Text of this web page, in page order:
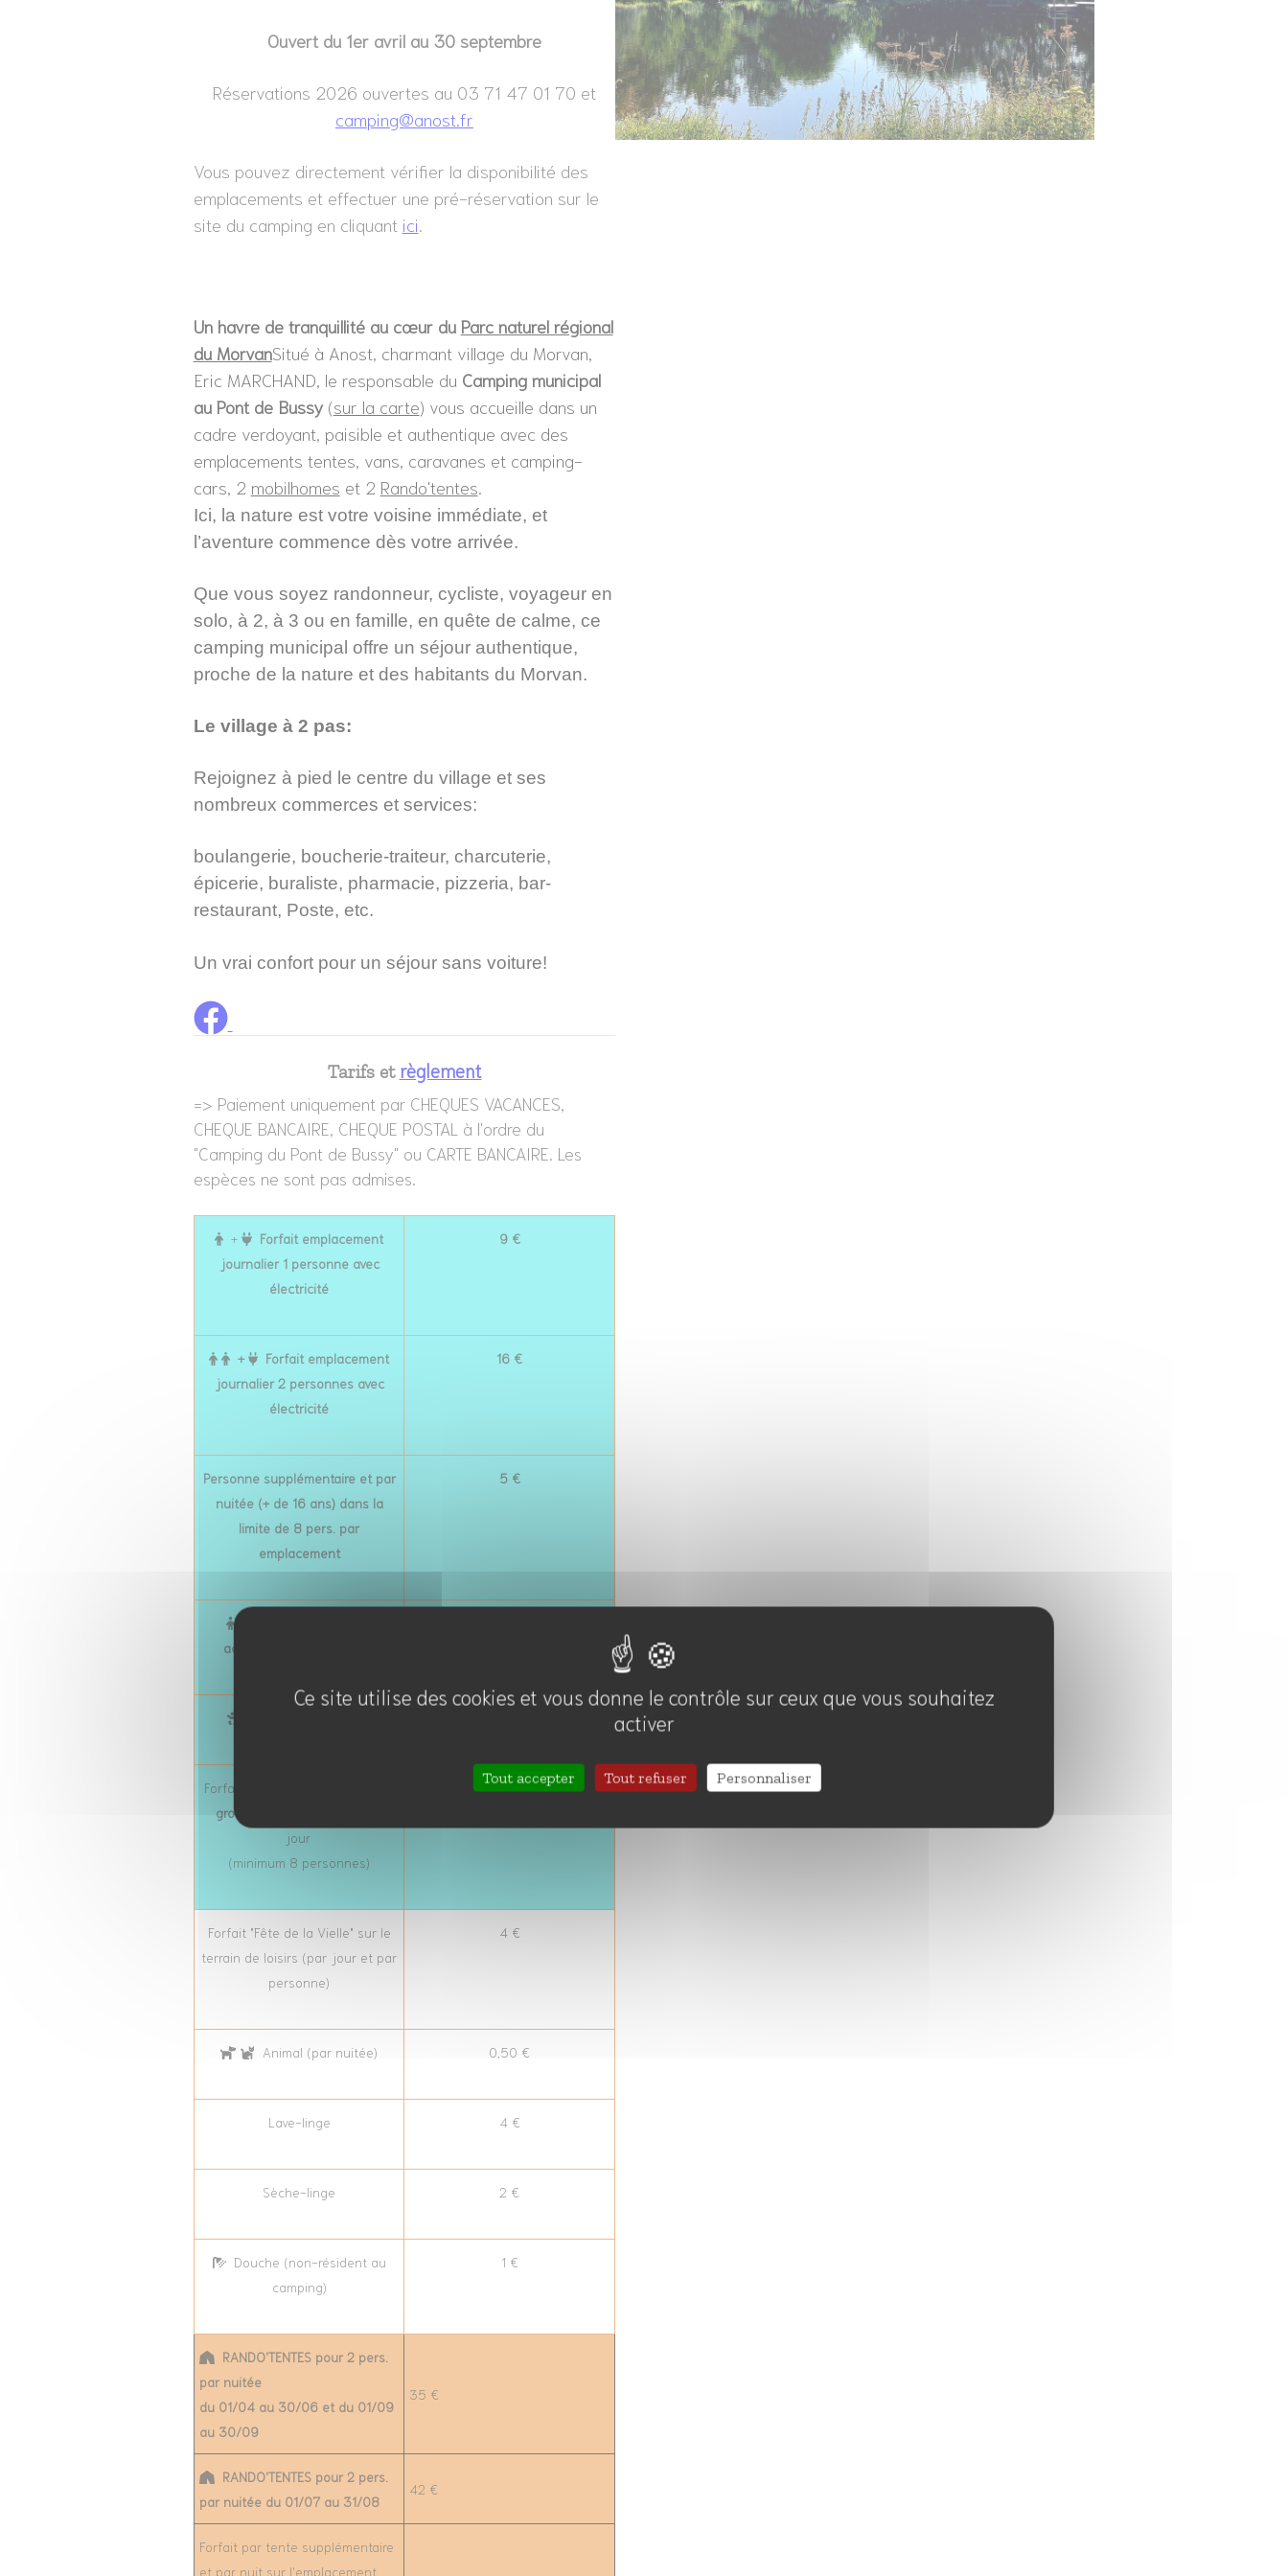
Ouvert du 1er avril au 30 septembre
Réservations 2026 ouvertes au 03 71 47 01 70 et
camping@anost.fr
Vous pouvez directement vérifier la disponibilité des
emplacements et effectuer une pré-réservation sur le
site du camping en cliquant ici
Un havre de tranquillité au cœur du Parc naturel régional
du MorvanSitué à Anost, charmant village du Morvan,
Eric MARCHAND, le responsable du Camping municipal
au Pont de Bussy(sur la carte) vous accueille dans un
cadre verdoyant, paisible et authentique avec des
emplacements tentes, vans, caravanes et camping-
cars, 2 mobilhomes et 2 Rando'tentes.
Ici, la nature est votre voisine immédiate, et
l’aventure commence dès votre arrivée.
Que vous soyez randonneur, cycliste, voyageur en
solo, à 2, à 3 ou en famille, en quête de calme, ce
camping municipal offre un séjour authentique,
proche de la nature et des habitants du Morvan.
Le village à 2 pas:
Rejoignez à pied le centre du village et ses
nombreux commerces et services:
boulangerie, boucherie-traiteur, charcuterie,
épicerie, buraliste, pharmacie, pizzeria, bar-
restaurant, Poste, etc.
Un vrai confort pour un séjour sans voiture!
Tarifs et règlement
=> Paiement uniquement par CHEQUES VACANCES,
CHEQUE BANCAIRE, CHEQUE POSTAL à l'ordre du
"Camping du Pont de Bussy" ou CARTE BANCAIRE. Les
espèces ne sont pas admises.
+
Forfait emplacement
journalier 1 personne avec
électricité
9 €
+
Forfait emplacement
journalier 2 personnes avec
électricité
16 €
Personne supplémentaire et par
nuitée (+ de 16 ans) dans la
limite de 8 pers. par
emplacement
5 €
accompagnée par nuitée
Forfait emplacement spécifique
groupe
jour
(minimum 8 personnes)
4 €
Forfait "Fête de la Vielle" sur le
terrain de loisirs (par jour et par
personne)
4 €
Animal (par nuitée) 0,50 €
Lave-linge 4 €
Sèche-linge 2 €
Douche (non-résident au
camping)
1 €
RANDO'TENTES pour 2 pers.
par nuitée
du 01/04 au 30/06 et du 01/09
au 30/09
35 €
RANDO'TENTES pour 2 pers.
par nuitée du 01/07 au 31/08
42 €
Forfait par tente supplémentaire
et par nuit sur l'emplacement
Ce site utilise des cookies et vous donne le contrôle sur ceux que vous souhaitez
activer
Tout accepter Tout refuser Personnaliser